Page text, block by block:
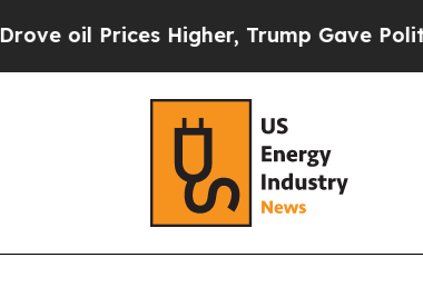
Higher, Trump Gave Politically